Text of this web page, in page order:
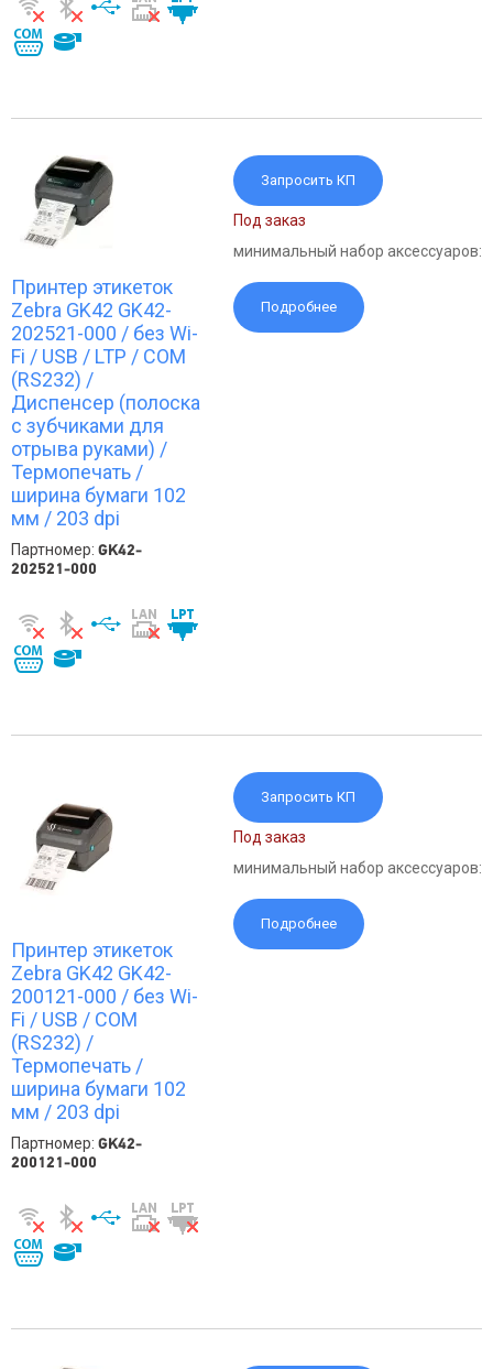
Запросить КП
Под заказ
минимальный набор аксессуаров:
Подробнее
Принтер этикеток
Zebra GK42 GK42-
202521-000 / без Wi-
Fi / USB / LTP / COM
(RS232) /
Диспенсер (полоска
с зубчиками для
отрыва руками) /
Термопечать /
ширина бумаги 102
мм / 203 dpi
Партномер: GK42-
202521-000
Запросить КП
Под заказ
минимальный набор аксессуаров:
Подробнее
Принтер этикеток
Zebra GK42 GK42-
200121-000 / без Wi-
Fi / USB / COM
(RS232) /
Термопечать /
ширина бумаги 102
мм / 203 dpi
Партномер: GK42-
200121-000